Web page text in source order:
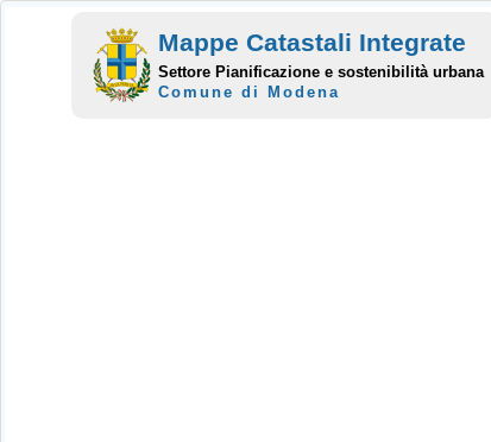
Mappe Catastali Integrate
Settore Pianificazione e sostenibilità urbana
Comune di Modena